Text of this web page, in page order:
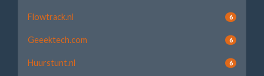
Flowtrack.nl 6
Geeektech.com 6
Huurstunt.nl 6